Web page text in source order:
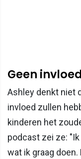
Geen
Ashley denkt niet
invloed zullen
kinderen het
podcast zei ze:
wat ik graag